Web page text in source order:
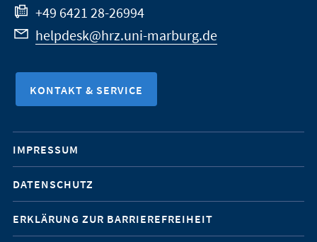
+49 6421 28-26994
helpdesk@hrz.uni-marburg.de
KONTAKT & SERVICE
Mobile-
Service-
Navigation
IMPRESSUM
DATENSCHUTZ
ERKLÄRUNG ZUR BARRIEREFREIHEIT